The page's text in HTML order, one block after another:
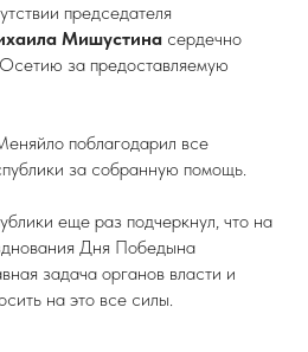
председателя
Мишустина сердечно
за предоставляемую
поблагодарил все
за собранную помощь.
еще раз подчеркнул, что на
Дня Победына
задача органов власти и
на это все силы.